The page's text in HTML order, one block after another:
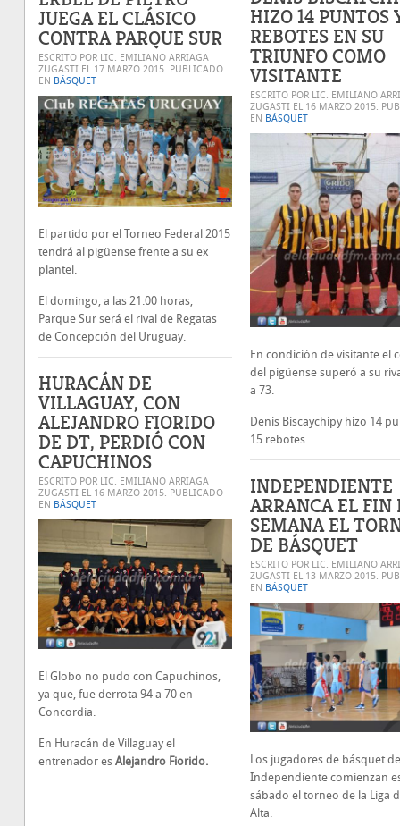
JUEGA EL CLÁSICO
CONTRA PARQUE SUR
ESCRITO POR LIC. EMILIANO ARRIAGA
ZUGASTI EL 17 MARZO 2015. PUBLICADO
EN BÁSQUET
El partido por el Torneo Federal 2015
tendrá al pigüense frente a su ex
plantel.
El domingo, a las 21.00 horas,
Parque Sur será el rival de Regatas
de Concepción del Uruguay.
HURACÁN DE
VILLAGUAY, CON
ALEJANDRO FIORIDO
DE DT, PERDIÓ CON
CAPUCHINOS
ESCRITO POR LIC. EMILIANO ARRIAGA
ZUGASTI EL 16 MARZO 2015. PUBLICADO
EN BÁSQUET
El Globo no pudo con Capuchinos,
ya que, fue derrota 94 a 70 en
Concordia.
En Huracán de Villaguay el
entrenador es Alejandro Fiorido.
HIZO 14 PUNTOS
REBOTES EN SU
TRIUNFO COMO
VISITANTE
ESCRITO POR LIC. EMILIANO
ZUGASTI EL 16 MARZO 2015.
EN BÁSQUET
En condición de visitante el
del pigüense superó a su
a 73.
Denis Biscaychipy hizo 14
15 rebotes.
INDEPENDIENTE
ARRANCA EL FIN
SEMANA EL
DE BÁSQUET
ESCRITO POR LIC. EMILIANO
ZUGASTI EL 13 MARZO 2015.
EN BÁSQUET
Los jugadores de básquet
Independiente comienzan
sábado el torneo de la Liga
Alta.